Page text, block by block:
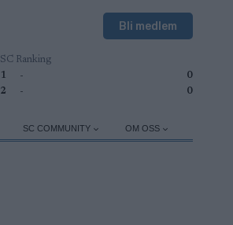
Bli medlem
SC Ranking
1
-
0
2
- 0
SC COMMUNITY OM OSS